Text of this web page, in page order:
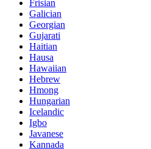
Frisian
Galician
Georgian
Gujarati
Haitian
Hausa
Hawaiian
Hebrew
Hmong
Hungarian
Icelandic
Igbo
Javanese
Kannada